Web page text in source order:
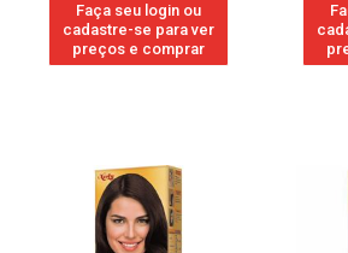
Faça seu login ou
cadastre-se para ver
preços e comprar